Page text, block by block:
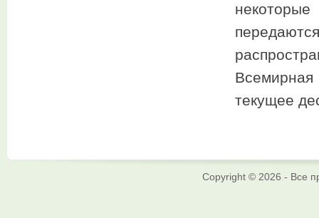
некоторые
текущее
Copyright © 2026 - Все